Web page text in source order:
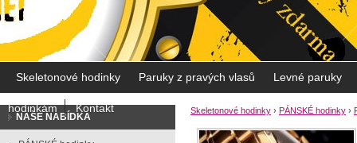
Skeletonové hodinky Paruky z pravých vlasů Levné paruky
hodinkám Kontakt Skeletonové hodinky › PÁNSKÉ hodinky ›
NAŠE NABÍDKA